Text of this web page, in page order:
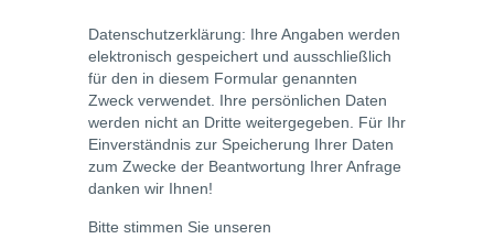
Datenschutzerklärung: Ihre Angaben werden
elektronisch gespeichert und ausschließlich
für den in diesem Formular genannten
Zweck verwendet. Ihre persönlichen Daten
werden nicht an Dritte weitergegeben.
Für Ihr
Einverständnis zur Speicherung Ihrer Daten
zum Zwecke der Beantwortung Ihrer Anfrage
danken wir Ihnen!
Bitte stimmen Sie unseren